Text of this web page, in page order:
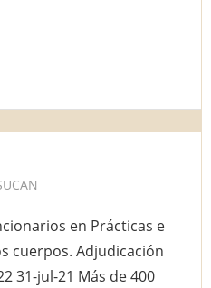
en Prácticas e
cuerpos. Adjudicación
31-jul-21 Más de 400